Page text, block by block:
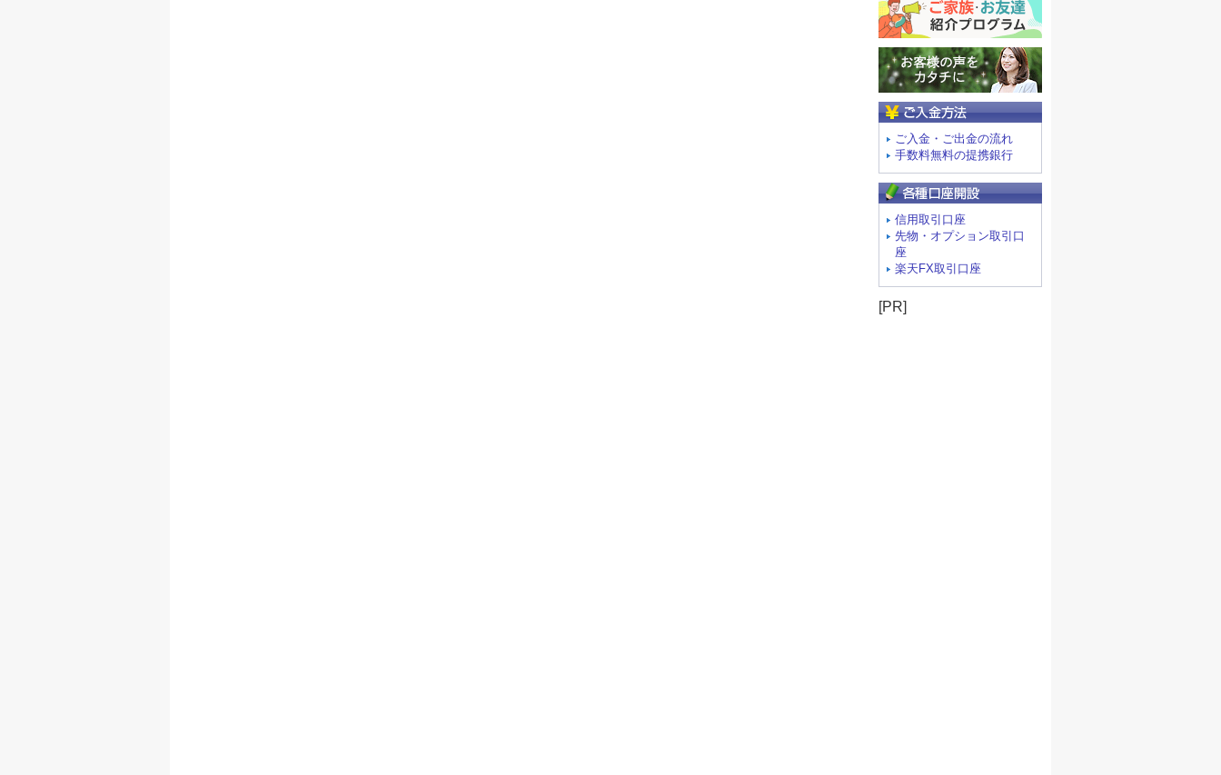
ご入金・ご出金の流れ
手数料無料の提携銀行
信用取引口座
先物・オプション取引口
座
楽天FX取引口座
[PR]